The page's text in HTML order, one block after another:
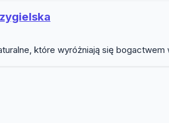
które wyróżniają się bogactwem